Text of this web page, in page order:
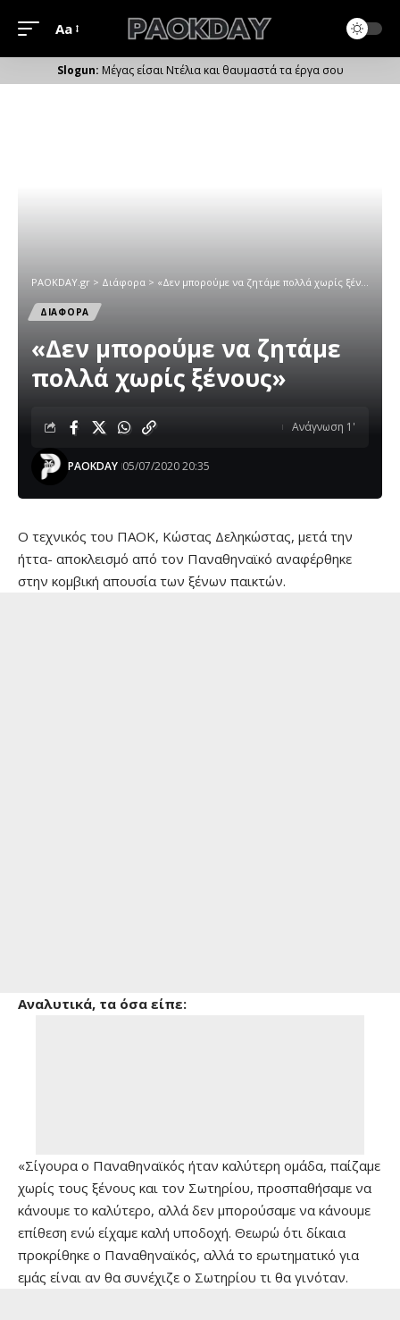
Μέγεθος
Γραμματοσειράς
Aa
Μέγας είσαι Ντέλια και θαυμαστά τα έργα σου
PAOKDAY.gr > Διάφορα > «Δεν μπορούμε να ζητάμε πολλά χωρίς ξένους»
ΔΙΑΦΟΡΑ
«Δεν μπορούμε να ζητάμε
πολλά χωρίς ξένους»
PAOKDAY 05/07/2020 20:35
Ανάγνωση 1'
O τεχνικός του ΠΑΟΚ, Κώστας Δεληκώστας, μετά την
ήττα- αποκλεισμό από τον Παναθηναϊκό αναφέρθηκε
στην κομβική απουσία των ξένων παικτών.
Αναλυτικά, τα όσα είπε:
«Σίγουρα ο Παναθηναϊκός ήταν καλύτερη ομάδα, παίζαμε
χωρίς τους ξένους και τον Σωτηρίου, προσπαθήσαμε να
κάνουμε το καλύτερο, αλλά δεν μπορούσαμε να κάνουμε
επίθεση ενώ είχαμε καλή υποδοχή. Θεωρώ ότι δίκαια
προκρίθηκε ο Παναθηναϊκός, αλλά το ερωτηματικό για
εμάς είναι αν θα συνέχιζε ο Σωτηρίου τι θα γινόταν.